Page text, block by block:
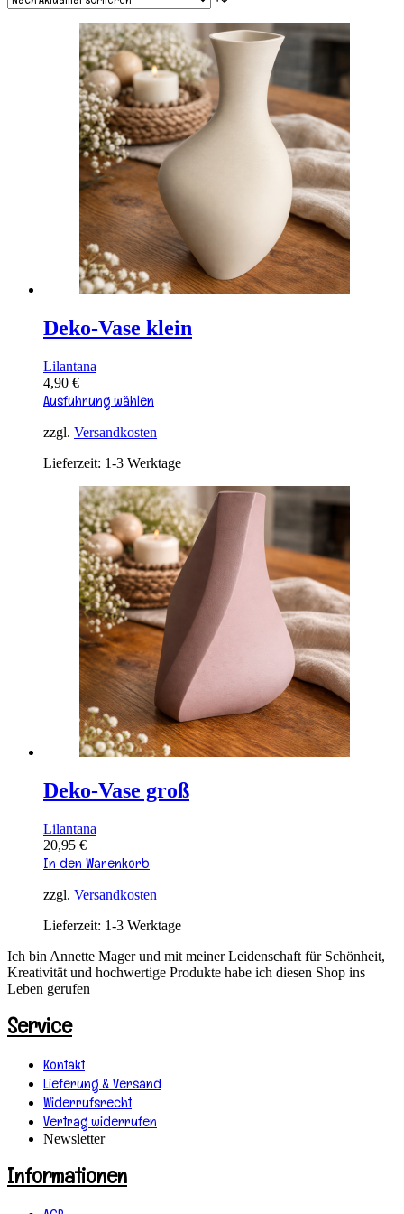
Deko-Vase klein
Lilantana
4,90 €
Ausführung wählen
weist
Varianten
Die
Optionen
können
auf
der
Produktseite
gewählt
werden
zzgl. Versandkosten
Lieferzeit: 1-3 Werktage
Deko-Vase groß
Lilantana
20,95 €
In den Warenkorb
zzgl. Versandkosten
Lieferzeit: 1-3 Werktage
Ich bin Annette Mager und mit meiner Leidenschaft für Schönheit,
Kreativität und hochwertige Produkte habe ich diesen Shop ins
Leben gerufen
Service
Kontakt
Lieferung & Versand
Widerrufsrecht
Vertrag widerrufen
Newsletter
Informationen